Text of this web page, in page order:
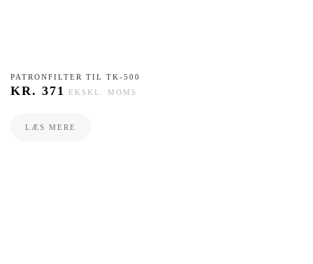
PATRONFILTER TIL TK-500
KR. 371 EKSKL. MOMS
LÆS MERE